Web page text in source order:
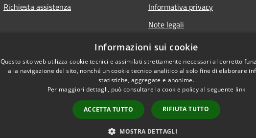
Richiesta assistenza
Informativa privacy
Note legali
Dichiarazione di accessibilità
Obiettivi di accessibilità
Copyright © 2026 • Comune
Informazioni sui cookie
Questo sito web utilizza cookie tecnici e assimilati strettamente necessari al corretto
alla navigazione del sito, nonché un cookie tecnico analitico al solo fine di elaborare
statistiche, aggregate e anonime.
Per maggiori dettagli, può consultare la cookie policy al seguente link
ACCETTA TUTTO RIFIUTA TUTTO
MOSTRA DETTAGLI